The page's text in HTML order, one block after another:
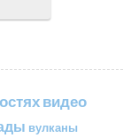
видео
вулканы